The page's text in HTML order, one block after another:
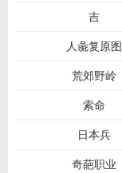
吉
人彘复原图
荒郊野岭
索命
日本兵
奇葩职业